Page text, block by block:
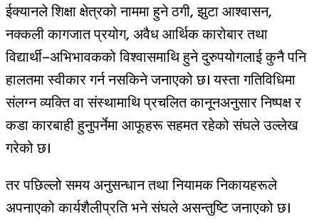
ईक्यानले शिक्षा क्षेत्रको नाममा हुने ठगी, झुटा आश्वासन,
नक्कली कागजात प्रयोग, अवैध आर्थिक कारोबार तथा
विद्यार्थी–अभिभावकको विश्वासमाथि हुने दुरुपयोगलाई कुनै पनि
हालतमा स्वीकार गर्न नसकिने जनाएको छ। यस्ता गतिविधिमा
संलग्न व्यक्ति वा संस्थामाथि प्रचलित कानूनअनुसार निष्पक्ष र
कडा कारबाही हुनुपर्नेमा आफूहरू सहमत रहेको संघले उल्लेख
गरेको छ।
तर पछिल्लो समय अनुसन्धान तथा नियामक निकायहरूले
अपनाएको कार्यशैलीप्रति भने संघले असन्तुष्टि जनाएको छ।